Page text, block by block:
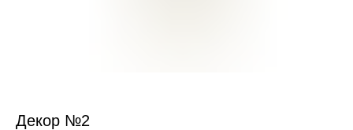
Декор №2